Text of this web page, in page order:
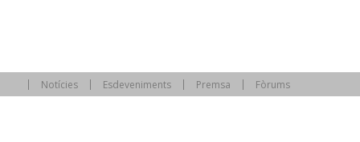
Notícies Esdeveniments Premsa Fòrums